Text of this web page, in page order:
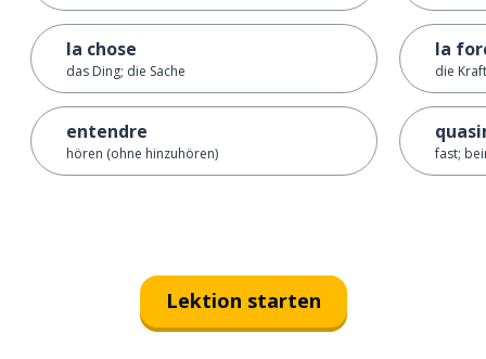
la chose
das Ding; die Sache
entendre
hören (ohne hinzuhören)
la
die Kraft
fast;
Lektion starten